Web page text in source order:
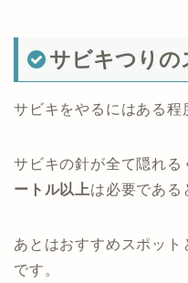
サビキつりの
サビキをやるにはある程
サビキの針が全て隠れ
ートル以上は必要である
あとはおすすめスポット
です。